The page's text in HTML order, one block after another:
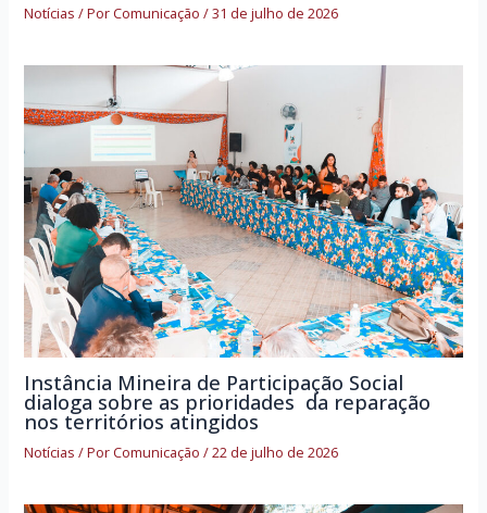
Notícias / PorComunicação/31 de julho de 2026
Instância Mineira de Participação Social
dialoga sobre as prioridades da reparação
nos territórios atingidos
Notícias / PorComunicação/22 de julho de 2026